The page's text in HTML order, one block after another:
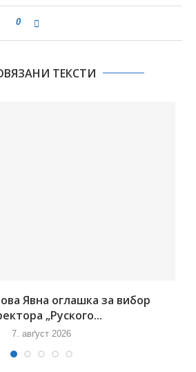
0
ТЕКСТИ
Явна оглашка за вибор
„Руского...
7. авґуст 2026